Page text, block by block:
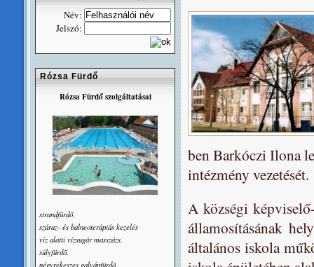
ben Barkóczi Ilona
intézmény vezetését.
A községi
államosításának
általános iskola
Név:
Jelszó:
Rózsa Fürdő
Rózsa Fürdő szolgáltatásai
strandfürdõ,
száraz- és balneoterápiás kezelés
víz alatti vízsugár masszázs,
súlyfürdõ,
négyrekeszes galvánfürdõ,